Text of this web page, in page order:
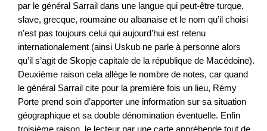
par le général Sarrail dans une langue qui peut-être turque,
slave, grecque, roumaine ou albanaise et le nom qu’il choisi
n’est pas toujours celui qui aujourd’hui est retenu
internationalement (ainsi Uskub ne parle à personne alors
qu’il s’agit de Skopje capitale de la république de Macédoine).
Deuxième raison cela allège le nombre de notes, car quand
le général Sarrail cite pour la première fois un lieu, Rémy
Porte prend soin d’apporter une information sur sa situation
géographique et sa double dénomination éventuelle. Enfin
troisième raison, le lecteur par une carte appréhende tout de